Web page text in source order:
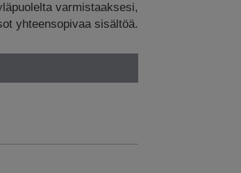
varmistaaksesi,
yhteensopivaa sisältöä.